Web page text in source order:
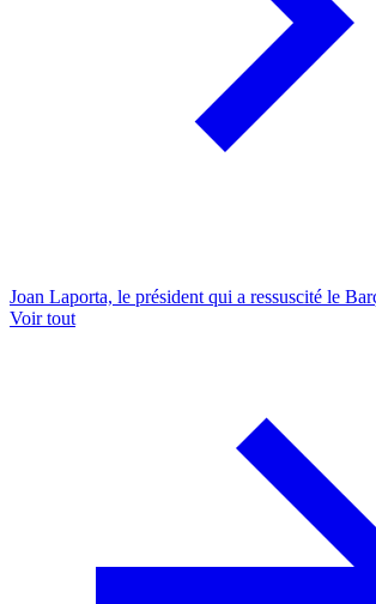
Joan Laporta, le président qui a ressuscité le
Voir tout